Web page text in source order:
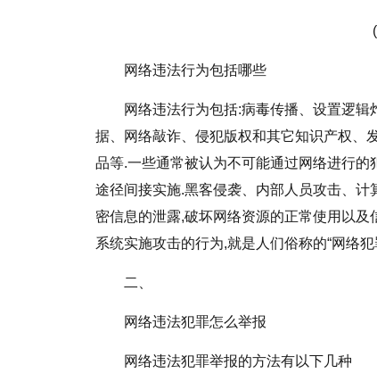
网络违法行为包括哪些
网络违法行为包括:病毒传播、设置逻
据、网络敲诈、侵犯版权和其它知识产权、
品等.一些通常被认为不可能通过网络进行
途径间接实施.黑客侵袭、内部人员攻击、
密信息的泄露,破坏网络资源的正常使用以
系统实施攻击的行为,就是人们俗称的“网络犯
二、
网络违法犯罪怎么举报
网络违法犯罪举报的方法有以下几种